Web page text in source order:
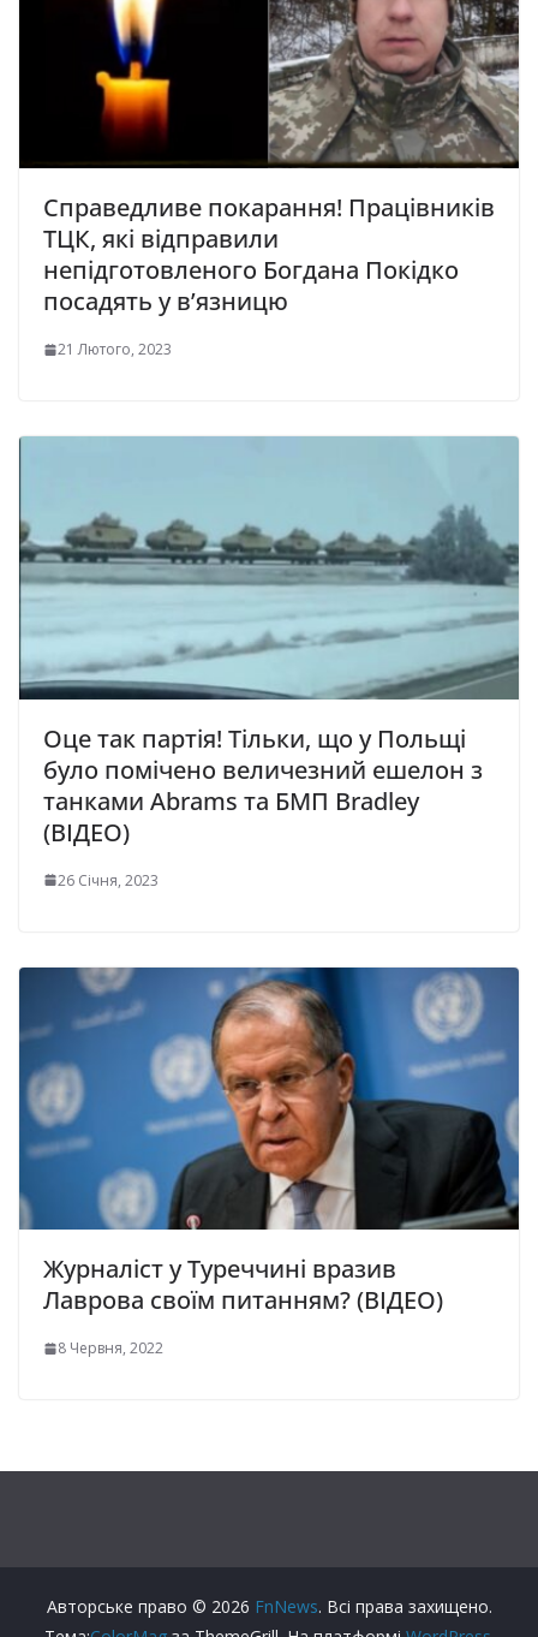
Справедливе покарання! Працівників
ТЦК, які відправили
непідготовленого Богдана Покідко
посадять у в’язницю
21 Лютого, 2023
Оце так партія! Тільки, що у Польщі
було помічено величезний ешелон з
танками Abrams та БМП Bradley
(ВІДЕО)
26 Січня, 2023
Журналіст у Туреччині вразив
Лаврова своїм питанням? (ВІДЕО)
8 Червня, 2022
Авторське право © 2026 FnNews. Всі права захищено.